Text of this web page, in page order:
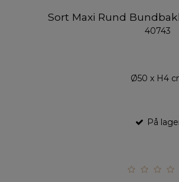
Sort Maxi Rund
40743
Ø50 x H4
På